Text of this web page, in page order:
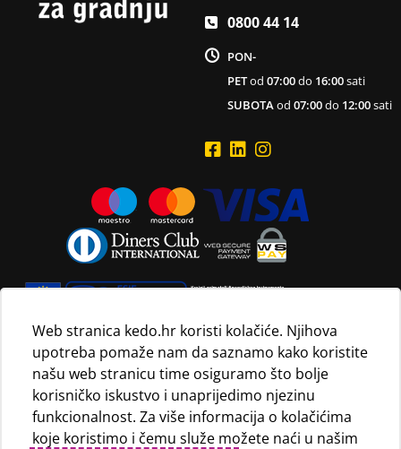
Web stranica kedo.hr koristi kolačiće. Njihova
upotreba pomaže nam da saznamo kako koristite
našu web stranicu time osiguramo što bolje
korisničko iskustvo i unaprijedimo njezinu
funkcionalnost. Za više informacija o kolačićima
koje koristimo i čemu služe možete naći u našim
0800 44 14
PON-
PETod07:00do 16:00sati
SUBOTAod07:00do 12:00sati
Navedene maloprodajne cijene vrijede isključivo za kupnju
proizvoda putem Internet trgovine i mogu se razlikovati od
maloprodajnih cijena u maloprodajnim trgovinama.